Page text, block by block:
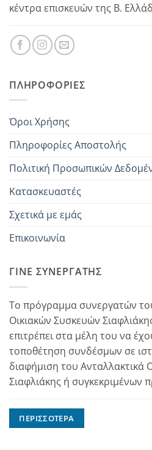
κέντρα επισκευών της Β.
ΠΛΗΡΟΦΟΡΊΕΣ
Όροι Χρήσης
Πληροφορίες Αποστολής
Πολιτική Προσωπικών
Κατασκευαστές
Σχετικά με εμάς
Επικοινωνία
ΓΊΝΕ ΣΥΝΕΡΓΆΤΗΣ
Το πρόγραμμα συνεργατών
Οικιακών Συσκευών
επιτρέπει στα μέλη του να
τοποθέτηση συνδέσμων σε
διαφήμιση του Ανταλλακτικά
Σιαφλιάκης ή συγκεκριμένων
ΠΕΡΙΣΣΌΤΕΡΑ